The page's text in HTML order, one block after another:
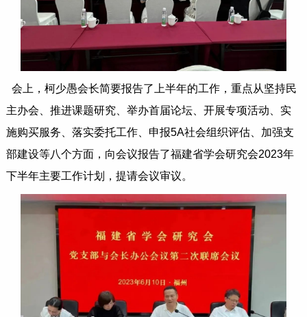
会上，柯少愚会长简要报告了上半年的工作，重点从坚持民
主办会、推进课题研究、举办首届论坛、开展专项活动、实
施购买服务、落实委托工作、申报5A社会组织评估、加强支
部建设等八个方面，向会议报告了福建省学会研究会2023年
下半年主要工作计划，提请会议审议。